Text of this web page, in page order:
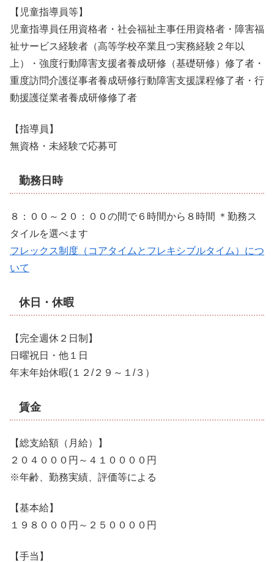
【児童指導員等】
児童指導員任用資格者・社会福祉主事任用資格者・障害福
祉サービス経験者（高等学校卒業且つ実務経験２年以
上）・強度行動障害支援者養成研修（基礎研修）修了者・
重度訪問介護従事者養成研修行動障害支援課程修了者・行
動援護従業者養成研修修了者
【指導員】
無資格・未経験で応募可
勤務日時
８：００～２０：００の間で６時間から８時間 ＊勤務ス
タイルを選べます
フレックス制度（コアタイムとフレキシブルタイム）につ
いて
休日・休暇
【完全週休２日制】
日曜祝日・他１日
年末年始休暇(１２/２９～１/３）
賃金
【総支給額（月給）】
２０４０００円～４１００００円
※年齢、勤務実績、評価等による
【基本給】
１９８０００円～２５００００円
【手当】